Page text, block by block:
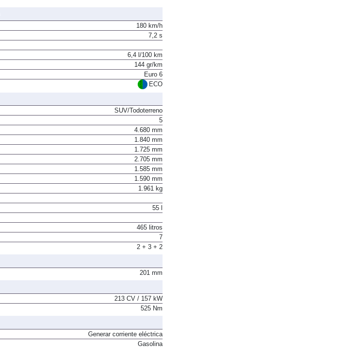
180 km/h
6,4 l/100 km
144 gr/km
Euro 6
SUV/Todoterreno
5
4.680 mm
1.840 mm
1.725 mm
2.705 mm
1.585 mm
1.590 mm
465 litros
7
213 CV / 157 kW
Generar corriente eléctrica